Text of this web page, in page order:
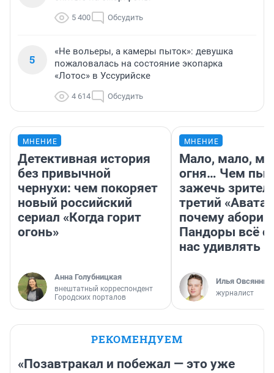
5 400 Обсудить
5
«Не вольеры, а камеры пыток»: девушка
пожаловалась на состояние экопарка
«Лотос» в Уссурийске
4 614 Обсудить
МНЕНИЕ
Детективная история
без привычной
чернухи: чем покоряет
новый российский
сериал «Когда горит
огонь»
Анна Голубницкая
внештатный корреспондент
Городских порталов
МНЕНИЕ
Мало, мало,
огня… Чем
зажечь
третий
почему
Пандоры всё
нас удивлять
Илья
журналист
РЕКОМЕНДУЕМ
«Позавтракал и побежал — это уже